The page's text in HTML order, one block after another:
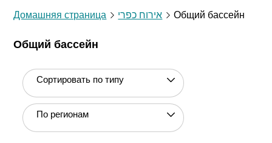
Домашняя страница אירוח כפרי Общий бассейн
Общий бассейн
Сортировать по типу
По регионам